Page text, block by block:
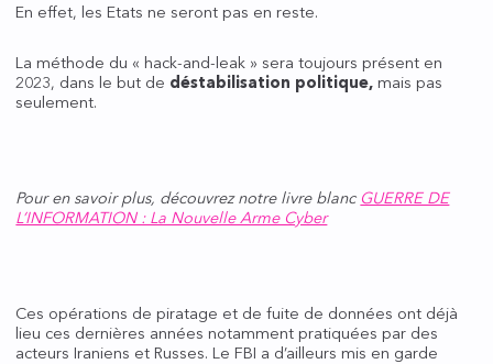
En effet, les Etats ne seront pas en reste.
La méthode du « hack-and-leak » sera toujours présent en
2023, dans le but de déstabilisation politique, mais pas
seulement.
Pour en savoir plus, découvrez notre livre blanc GUERRE DE
L’INFORMATION : La Nouvelle Arme Cyber
Ces opérations de piratage et de fuite de données ont déjà
lieu ces dernières années notamment pratiquées par des
acteurs Iraniens et Russes. Le FBI a d’ailleurs mis en garde